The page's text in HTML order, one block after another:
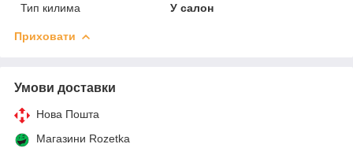
Тип килима
У салон
Приховати
Умови доставки
Нова Пошта
Магазини Rozetka